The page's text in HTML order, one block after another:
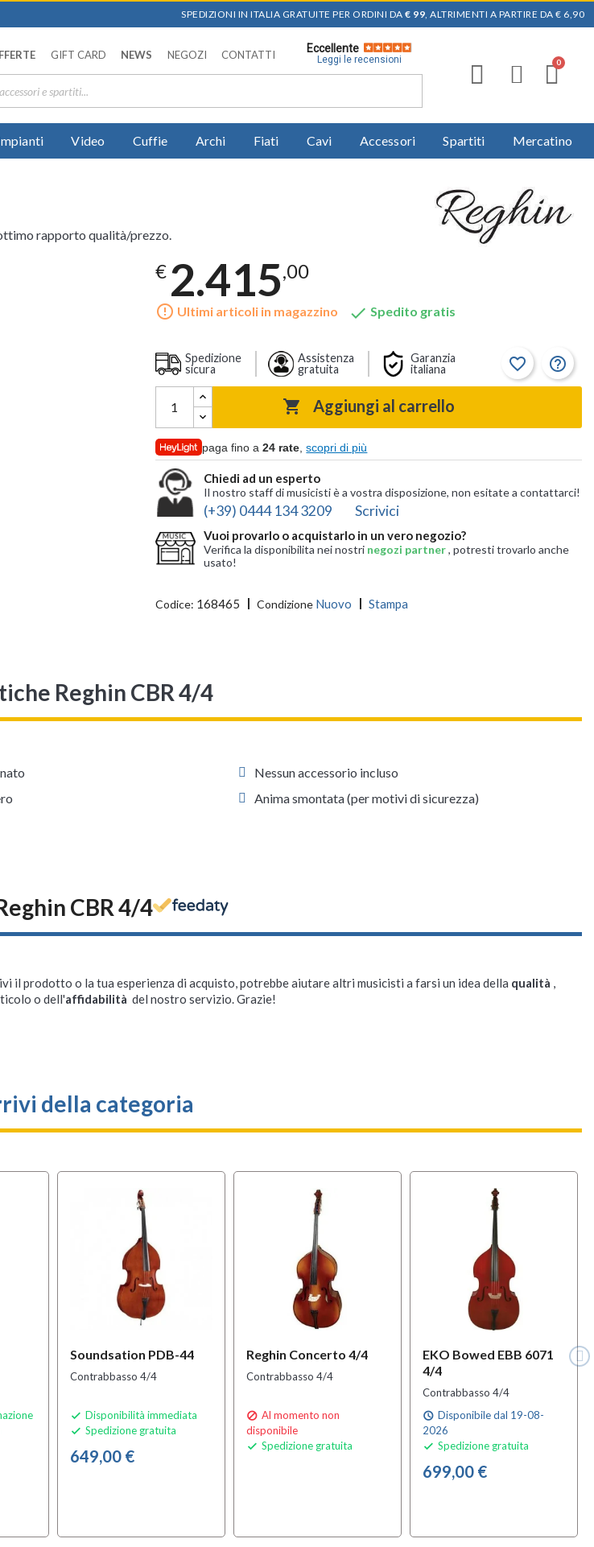
SPEDIZIONI IN ITALIA GRATUITE PER ORDINI DA € 99, ALTRIMENTI A PARTIRE DA € 6,90
GIFT CARD NEWS NEGOZI CONTATTI
Eccellente
Leggi le recensioni
Video Cuffie Archi Fiati Cavi Accessori Spartiti Mercatino
rapporto qualità/prezzo.
€ 2.415,00
error_outline Ultimi articoli in magazzino  Spedito gratis
Spedizione
sicura
Assistenza
gratuita
Garanzia
italiana
favorite_border help_outline
 Aggiungi al carrello
paga fino a24 rate ,scopri di più
Chiedi ad un esperto
Il nostro staff di musicisti è a vostra disposizione, non esitate a contattarci!
(+39) 0444 134 3209 Scrivici
Vuoi provarlo o acquistarlo in un vero negozio?
Verifica la disponibilita nei nostri negozi partner, potresti trovarlo anche
usato!
Codice: 168465 Condizione Nuovo Stampa
Reghin CBR 4/4
Nessun accessorio incluso
Anima smontata (per motivi di sicurezza)
CBR 4/4
il prodotto o la tua esperienza di acquisto, potrebbe aiutare altri musicisti a farsi un idea della qualità ,
o dell'affidabilità del nostro servizio. Grazie!
della categoria
Soundsation PDB-44
Contrabbasso 4/4
 Disponibilità immediata
 Spedizione gratuita
649,00 €
Reghin Concerto 4/4
Contrabbasso 4/4
 Al momento non
disponibile
 Spedizione gratuita
EKO Bowed EBB 6071
4/4
Contrabbasso 4/4
schedule Disponibile dal 19-08-
2026
 Spedizione gratuita
699,00 €